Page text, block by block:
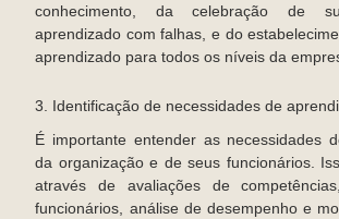
conhecimento, da celebração de
aprendizado com falhas, e do
aprendizado para todos os níveis da
3. Identificação de necessidades de
É importante entender as necessidades
da organização e de seus funcionários.
através de avaliações de
funcionários, análise de desempenho e